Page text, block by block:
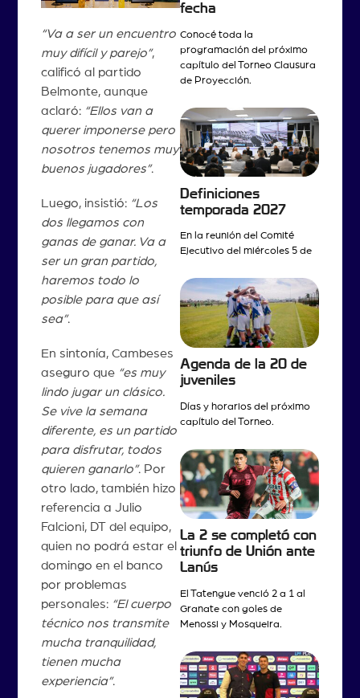
“Va a ser un encuentro
muy difícil y parejo”,
calificó al partido
Belmonte, aunque
aclaró: “Ellos van a
querer imponerse pero
nosotros tenemos muy
buenos jugadores”.
Luego, insistió: “Los
dos llegamos con
ganas de ganar. Va a
ser un gran partido,
haremos todo lo
posible para que así
sea”.
En sintonía, Cambeses
aseguro que “es muy
lindo jugar un clásico.
Se vive la semana
diferente, es un partido
para disfrutar, todos
quieren ganarlo”. Por
otro lado, también hizo
referencia a Julio
Falcioni, DT del equipo,
quien no podrá estar el
domingo en el banco
por problemas
personales: “El cuerpo
técnico nos transmite
mucha tranquilidad,
tienen mucha
experiencia”.
fecha
Conocé toda la
programación del próximo
capítulo del Torneo Clausura
de Proyección.
Definiciones
temporada 2027
En la reunión del Comité
Ejecutivo del miércoles 5 de
Agenda de la 20 de
juveniles
Días y horarios del próximo
capítulo del Torneo.
La 2 se completó con
triunfo de Unión ante
Lanús
El Tatengue venció 2 a 1 al
Granate con goles de
Menossi y Mosqueira.